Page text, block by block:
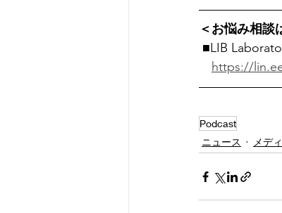
＜お悩み相談
■LIB
https://
Podcast
ニュース メデ